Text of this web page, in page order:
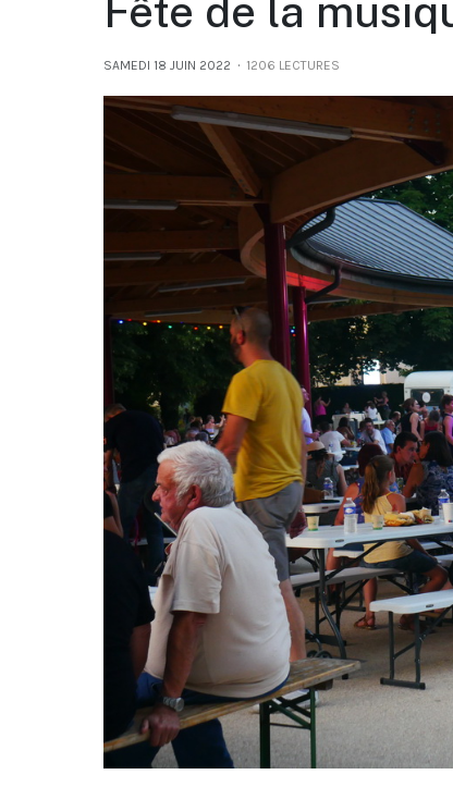
Fête de la
SAMEDI 18 JUIN 2022 1206 LECTURES